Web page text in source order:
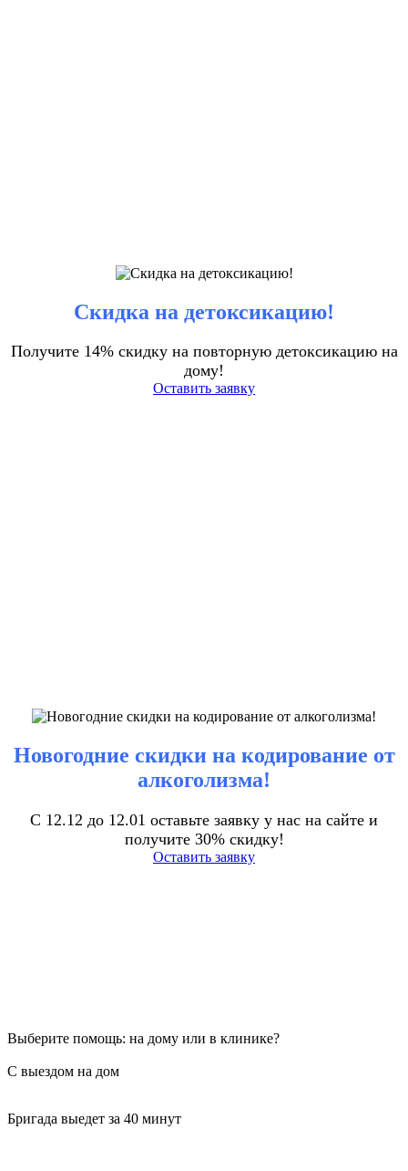
Скидка на детоксикацию!
Получите 14% скидку на повторную детоксикацию на
дому!
Оставить заявку
Новогодние скидки на кодирование от
алкоголизма!
С 12.12 до 12.01 оставьте заявку у нас на сайте и
получите 30% скидку!
Оставить заявку
Выберите помощь: на дому или в клинике?
С выездом на дом
Бригада выедет за 40 минут